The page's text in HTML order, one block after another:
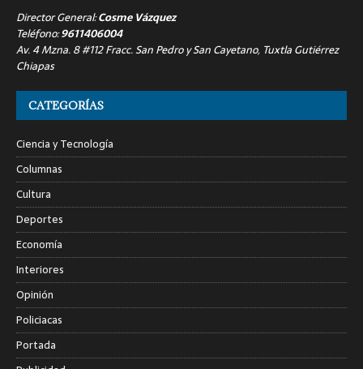
Director General:Cosme Vázquez
Teléfono:9611406004
Av. 4 Mzna. 8 #112 Fracc. San Pedro y San Cayetano, Tuxtla Gutiérrez
Chiapas
CATEGORÍAS
Ciencia y Tecnología
Columnas
Cultura
Deportes
Economía
Interiores
Opinión
Policiacas
Portada